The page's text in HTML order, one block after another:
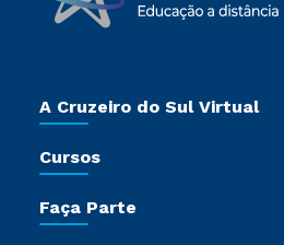
A Cruzeiro do Sul Virtual
Sala de Imprensa
Certificadoras
Cursos
Pós-graduação
Faça Parte